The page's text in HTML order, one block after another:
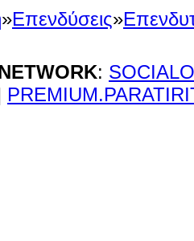
»Επενδύσεις»
: